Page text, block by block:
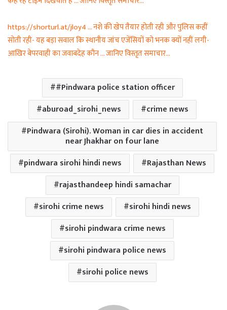
https://shorturl.at/jloy4 … नशे की खेप तैयार होती रही और पुलिस कहीं
सोती रही- यह बड़ा सवाल कि स्थानीय जांच एजेंसियों को भनक क्यों नहीं लगी-
आखिर बेपरवाही का जवाबदेह कौन … जानिए विस्तृत समाचार…
#Pindwara police station officer
aburoad_sirohi_news
crime news
Pindwara (Sirohi). Woman in car dies in accident
near Jhakhar on four lane
pindwara sirohi hindi news
Rajasthan News
rajasthandeep hindi samachar
sirohi crime news
sirohi hindi news
sirohi pindwara crime news
sirohi pindwara police news
sirohi police news